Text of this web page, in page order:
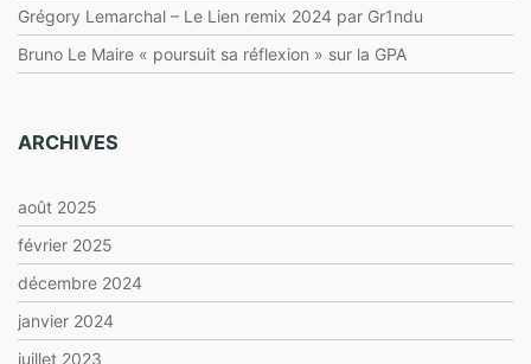
Grégory Lemarchal – Le Lien remix 2024 par Gr1ndu
Bruno Le Maire « poursuit sa réflexion » sur la GPA
ARCHIVES
août 2025
février 2025
décembre 2024
janvier 2024
juillet 2023